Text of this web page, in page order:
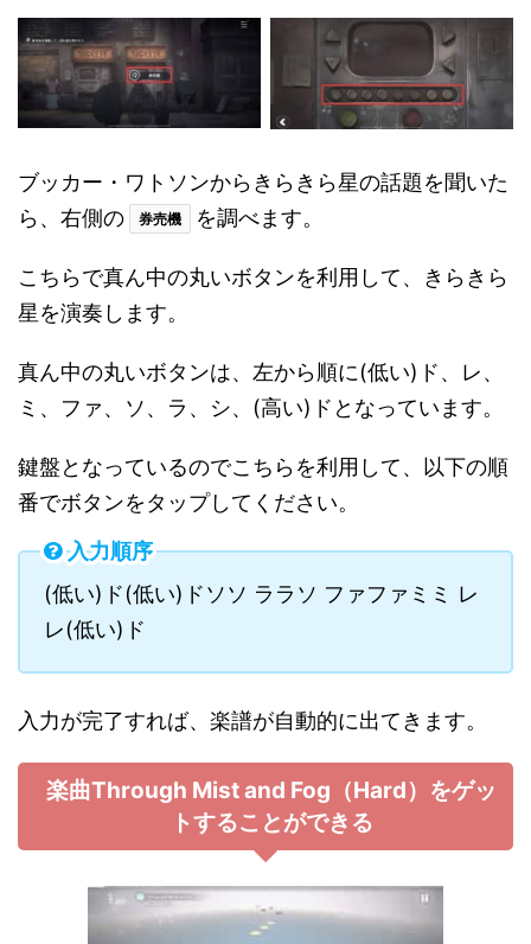
ブッカー・ワトソンからきらきら星の話題を聞いた
ら、右側の
券売機 を調べます。
こちらで真ん中の丸いボタンを利用して、きらきら
星を演奏します。
真ん中の丸いボタンは、左から順に(低い)ド、レ、
ミ、ファ、ソ、ラ、シ、(高い)ドとなっています。
鍵盤となっているのでこちらを利用して、以下の順
番でボタンをタップしてください。
入力順序
(低い)ド(低い)ドソソ ララソ ファファミミ レ
レ(低い)ド
入力が完了すれば、楽譜が自動的に出てきます。
楽曲Through Mist and Fog（Hard）をゲッ
トすることができる